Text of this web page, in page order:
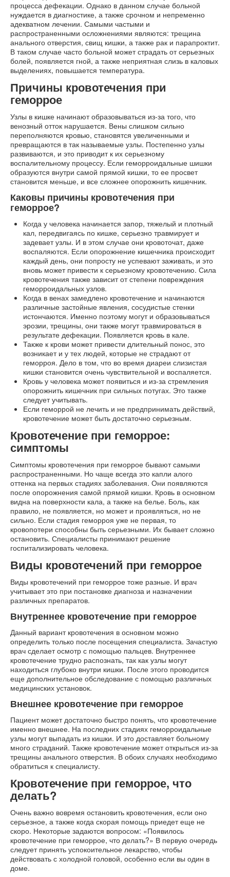
процесса дефекации. Однако в данном случае больной
нуждается в диагностике, а также срочном и непременно
адекватном лечении. Самыми частыми и
распространенными осложнениями являются: трещина
анального отверстия, свищ кишки, а также рак и парапроктит.
В таком случае часто больной может страдать от серьезных
болей, появляется гной, а также неприятная слизь в каловых
выделениях, повышается температура.
Причины кровотечения при
геморрое
Узлы в кишке начинают образовываться из-за того, что
венозный отток нарушается. Вены слишком сильно
переполняются кровью, становятся увеличенными и
превращаются в так называемые узлы. Постепенно узлы
развиваются, и это приводит к их серьезному
воспалительному процессу. Если геморроидальные шишки
образуются внутри самой прямой кишки, то ее просвет
становится меньше, и все сложнее опорожнить кишечник.
Каковы причины кровотечения при
геморрое?
Когда у человека начинается запор, тяжелый и плотный
кал, передвигаясь по кишке, серьезно травмирует и
задевает узлы. И в этом случае они кровоточат, даже
воспаляются. Если опорожнение кишечника происходит
каждый день, они попросту не успевают заживать, и это
вновь может привести к серьезному кровотечению. Сила
кровотечения также зависит от степени повреждения
геморроидальных узлов.
Когда в венах замедлено кровотечение и начинаются
различные застойные явления, сосудистые стенки
истончаются. Именно поэтому могут и образовываться
эрозии, трещины, они также могут травмироваться в
результате дефекации. Появляется кровь в кале.
Также к крови может привести длительный понос, это
возникает и у тех людей, которые не страдают от
геморроя. Дело в том, что во время диареи слизистая
кишки становится очень чувствительной и воспаляется.
Кровь у человека может появиться и из-за стремления
опорожнить кишечник при сильных потугах. Это также
следует учитывать.
Если геморрой не лечить и не предпринимать действий,
кровотечение может быть достаточно серьезным.
Кровотечение при геморрое:
симптомы
Симптомы кровотечения при геморрое бывают самыми
распространенными. Но чаще всегда это капли алого
оттенка на первых стадиях заболевания. Они появляются
после опорожнения самой прямой кишки. Кровь в основном
видна на поверхности кала, а также на белье. Боль, как
правило, не появляется, но может и проявляться, но не
сильно. Если стадия геморроя уже не первая, то
кровопотери способны быть серьезными. Их бывает сложно
остановить. Специалисты принимают решение
госпитализировать человека.
Виды кровотечений при геморрое
Виды кровотечений при геморрое тоже разные. И врач
учитывает это при постановке диагноза и назначении
различных препаратов.
Внутреннее кровотечение при геморрое
Данный вариант кровотечения в основном можно
определить только после посещения специалиста. Зачастую
врач сделает осмотр с помощью пальцев. Внутреннее
кровотечение трудно распознать, так как узлы могут
находиться глубоко внутри кишки. После этого проводится
еще дополнительное обследование с помощью различных
медицинских установок.
Внешнее кровотечение при геморрое
Пациент может достаточно быстро понять, что кровотечение
именно внешнее. На последних стадиях геморроидальные
узлы могут выпадать из кишки. И это доставляет больному
много страданий. Также кровотечение может открыться из-за
трещины анального отверстия. В обоих случаях необходимо
обратиться к специалисту.
Кровотечение при геморрое, что
делать?
Очень важно вовремя остановить кровотечения, если оно
серьезное, а также когда скорая помощь приедет еще не
скоро. Некоторые задаются вопросом: «Появилось
кровотечение при геморрое, что делать?» В первую очередь
следует принять успокоительное лекарство, чтобы
действовать с холодной головой, особенно если вы один в
доме.